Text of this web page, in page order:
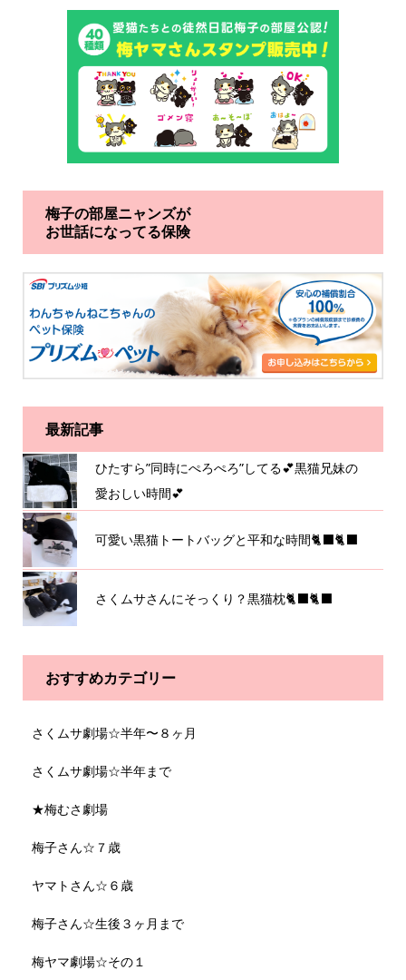
梅子の部屋ニャンズが
お世話になってる保険
最新記事
ひたすら”同時にぺろぺろ”してる💕黒猫兄妹の
愛おしい時間💕
可愛い黒猫トートバッグと平和な時間🐈‍⬛🐈‍⬛
さくムサさんにそっくり？黒猫枕🐈‍⬛🐈‍⬛
おすすめカテゴリー
さくムサ劇場☆半年〜８ヶ月
さくムサ劇場☆半年まで
★梅むさ劇場
梅子さん☆７歳
ヤマトさん☆６歳
梅子さん☆生後３ヶ月まで
梅ヤマ劇場☆その１